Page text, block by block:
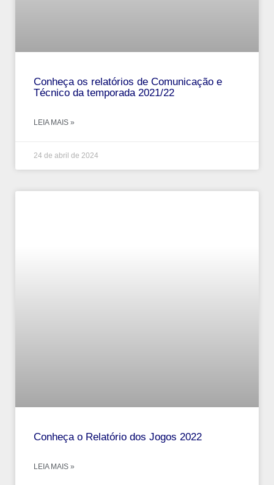
Conheça os relatórios de Comunicação e
Técnico da temporada 2021/22
LEIA MAIS »
24 de abril de 2024
Conheça o Relatório dos Jogos 2022
LEIA MAIS »